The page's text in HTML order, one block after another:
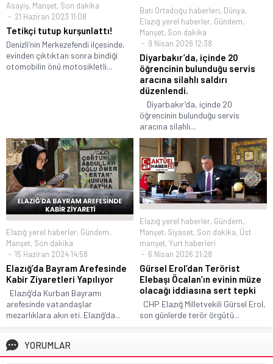
Asayiş, Manşet, Son dakika
21 Haziran 2023 11:08
Tetikçi tutup kurşunlattı!
Denizli’nin Merkezefendi ilçesinde,
evinden çıktıktan sonra bindiği
otomobilin önü motosikletli...
Batı Ortadoğu haberleri, Dünya,
Elazığ yerel haberler, Gündem,
Manşet, Son dakika
9 Nisan 2026 12:38
Diyarbakır’da, içinde 20
öğrencinin bulunduğu servis
aracına silahlı saldırı
düzenlendi.
Diyarbakır’da, içinde 20
öğrencinin bulunduğu servis
aracına silahlı...
Elazığ yerel haberler, Gündem,
Manşet, Son dakika
15 Haziran 2024 14:58
Elazığ’da Bayram Arefesinde
Kabir Ziyaretleri Yapılıyor
Elazığ’da Kurban Bayramı
arefesinde vatandaşlar
mezarlıklara akın eti. Elazığ’da...
Elazığ yerel haberler, Gündem,
Manşet, Siyaset, Son dakika, Üst
manşet, Yurt haberleri
6 Nisan 2026 21:28
Gürsel Erol’dan Terörist
Elebaşı Öcalan’ın evinin müze
olacağı iddiasına sert tepki
CHP Elazığ Milletvekili Gürsel Erol,
son günlerde terör örgütü...
YORUMLAR